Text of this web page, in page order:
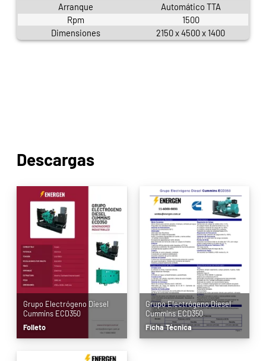
Arranque
Automático TTA
Rpm
1500
Dimensiones
2150 x 4500 x 1400
Descargas
Grupo Electrógeno Diesel
Cummins ECD350
Folleto
Grupo Electrógeno Diesel
Cummins ECD350
Ficha Técnica